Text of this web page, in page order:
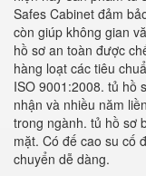
Safes Cabinet đảm
còn giúp không gian
hồ sơ an toàn được
hàng loạt các tiêu
ISO 9001:2008. tủ hồ
nhận và nhiều năm
trong ngành. tủ hồ sơ
mặt. Có đế cao su cố
chuyển dễ dàng.